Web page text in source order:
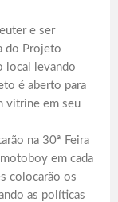
e ser
do Projeto
local levando
é aberto para
vitrine em seu
na 30ª Feira
em cada
colocarão os
as políticas